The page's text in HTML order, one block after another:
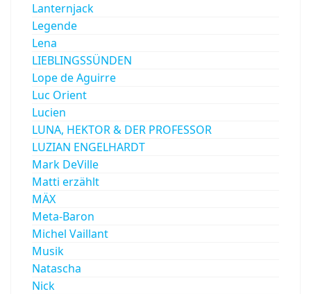
Lanternjack
Legende
Lena
LIEBLINGSSÜNDEN
Lope de Aguirre
Luc Orient
Lucien
LUNA, HEKTOR & DER PROFESSOR
LUZIAN ENGELHARDT
Mark DeVille
Matti erzählt
MÄX
Meta-Baron
Michel Vaillant
Musik
Natascha
Nick